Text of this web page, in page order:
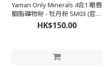
Yaman Only Minerals 4合1 眼唇
胭脂礦物粉 - 牡丹粉 SM03 (官方
行貨)
HK$150.00